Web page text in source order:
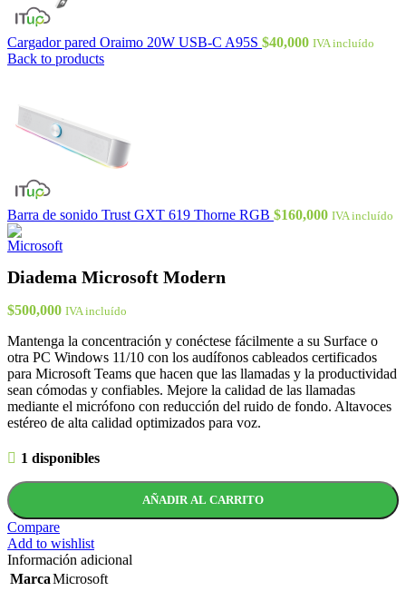
Cargador pared Oraimo 20W USB-C A95S $40,000 IVA incluído
Back to products
Barra de sonido Trust GXT 619 Thorne RGB $160,000 IVA incluído
Diadema Microsoft Modern
$500,000 IVA incluído
Mantenga la concentración y conéctese fácilmente a su Surface o
otra PC Windows 11/10 con los audífonos cableados certificados
para Microsoft Teams que hacen que las llamadas y la productividad
sean cómodas y confiables. Mejore la calidad de las llamadas
mediante el micrófono con reducción del ruido de fondo. Altavoces
estéreo de alta calidad optimizados para voz.
1 disponibles
AÑADIR AL CARRITO
Compare
Add to wishlist
Información adicional
MarcaMicrosoft